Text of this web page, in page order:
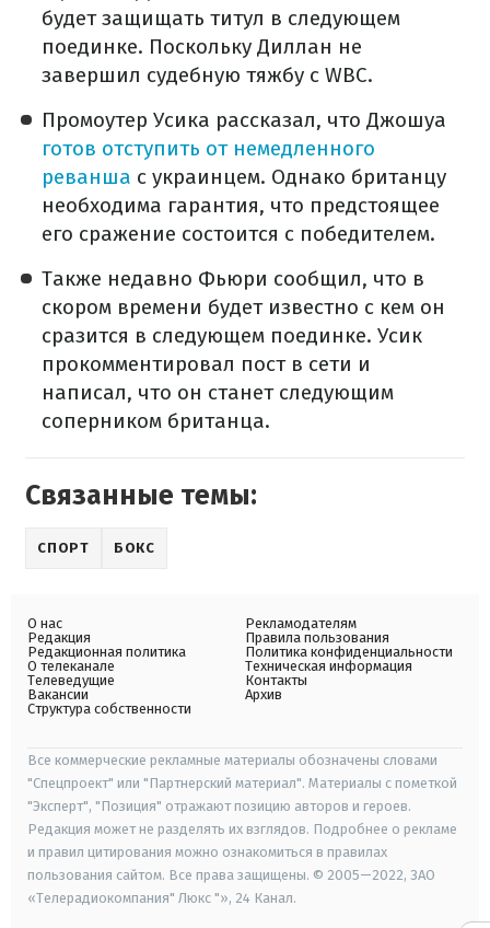
будет защищать титул в следующем
поединке. Поскольку Диллан не
завершил судебную тяжбу с WBC.
Промоутер Усика рассказал, что Джошуа
готов отступить от немедленного
реванша с украинцем. Однако британцу
необходима гарантия, что предстоящее
его сражение состоится с победителем.
Также недавно Фьюри сообщил, что в
скором времени будет известно с кем он
сразится в следующем поединке. Усик
прокомментировал пост в сети и
написал, что он станет следующим
соперником британца.
Связанные темы:
СПОРТ БОКС
О нас
Редакция
Редакционная политика
О телеканале
Телеведущие
Вакансии
Структура собственности
Рекламодателям
Правила пользования
Политика конфиденциальности
Техническая информация
Контакты
Архив
Все коммерческие рекламные материалы обозначены словами
"Спецпроект" или "Партнерский материал". Материалы с пометкой
"Эксперт", "Позиция" отражают позицию авторов и героев.
Редакция может не разделять их взглядов. Подробнее о рекламе
и правил цитирования можно ознакомиться в правилах
пользования сайтом. Все права защищены. © 2005—2022, ЗАО
«Телерадиокомпания" Люкс "», 24 Канал.